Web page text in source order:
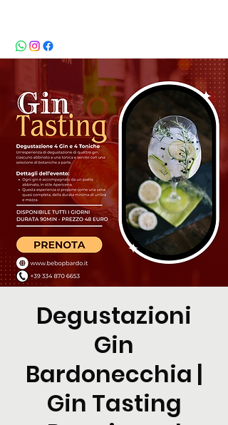
Degustazioni
Gin
Bardonecchia |
Gin Tasting